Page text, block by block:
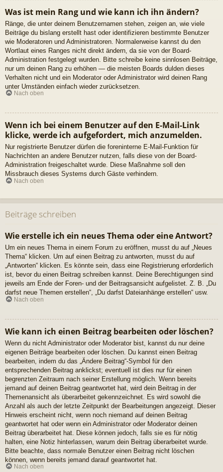
Was ist mein Rang und wie kann ich ihn ändern?
Ränge, die unter deinem Benutzernamen stehen, zeigen an, wie viele
Beiträge du bislang erstellt hast oder identifizieren bestimmte Benutzer
wie Moderatoren und Administratoren. Normalerweise kannst du den
Wortlaut eines Ranges nicht direkt ändern, da sie von der Board-
Administration festgelegt wurden. Bitte schreibe keine sinnlosen Beiträge,
nur um deinen Rang zu erhöhen — die meisten Boards dulden dieses
Verhalten nicht und ein Moderator oder Administrator wird deinen Rang
unter Umständen einfach wieder zurücksetzen.
Nach oben
Wenn ich bei einem Benutzer auf den E-Mail-Link
klicke, werde ich aufgefordert, mich anzumelden.
Nur registrierte Benutzer dürfen die foreninterne E-Mail-Funktion für
Nachrichten an andere Benutzer nutzen, falls diese von der Board-
Administration freigeschaltet wurde. Diese Maßnahme soll den
Missbrauch dieses Systems durch Gäste verhindern.
Nach oben
Beiträge schreiben
Wie erstelle ich ein neues Thema oder eine Antwort?
Um ein neues Thema in einem Forum zu eröffnen, musst du auf „Neues
Thema“ klicken. Um auf einen Beitrag zu antworten, musst du auf
„Antworten“ klicken. Es könnte sein, dass eine Registrierung erforderlich
ist, bevor du einen Beitrag schreiben kannst. Deine Berechtigungen sind
jeweils am Ende der Foren- und der Beitragsansicht aufgelistet. Z. B. „Du
darfst neue Themen erstellen“, „Du darfst Dateianhänge erstellen“ usw.
Nach oben
Wie kann ich einen Beitrag bearbeiten oder löschen?
Wenn du nicht Administrator oder Moderator bist, kannst du nur deine
eigenen Beiträge bearbeiten oder löschen. Du kannst einen Beitrag
bearbeiten, indem du das „Ändere Beitrag“-Symbol für den
entsprechenden Beitrag anklickst; eventuell ist dies nur für einen
begrenzten Zeitraum nach seiner Erstellung möglich. Wenn bereits
jemand auf deinen Beitrag geantwortet hat, wird dein Beitrag in der
Themenansicht als überarbeitet gekennzeichnet. Es wird sowohl die
Anzahl als auch der letzte Zeitpunkt der Bearbeitungen angezeigt. Dieser
Hinweis erscheint nicht, wenn noch niemand auf deinen Beitrag
geantwortet hat oder wenn ein Administrator oder Moderator deinen
Beitrag überarbeitet hat. Diese können jedoch, falls sie es für nötig
halten, eine Notiz hinterlassen, warum dein Beitrag überarbeitet wurde.
Bitte beachte, dass normale Benutzer einen Beitrag nicht löschen
können, wenn bereits jemand darauf geantwortet hat.
Nach oben